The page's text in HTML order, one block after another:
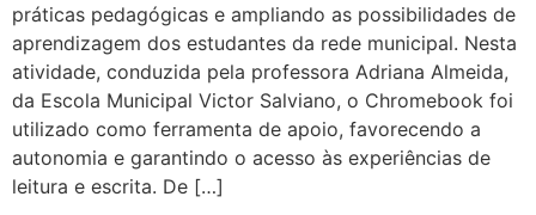
práticas pedagógicas e ampliando as possibilidades de
aprendizagem dos estudantes da rede municipal. Nesta
atividade, conduzida pela professora Adriana Almeida,
da Escola Municipal Victor Salviano, o Chromebook foi
utilizado como ferramenta de apoio, favorecendo a
autonomia e garantindo o acesso às experiências de
leitura e escrita. De […]